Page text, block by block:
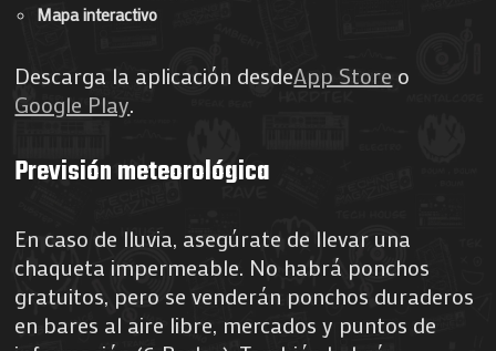
Mapa interactivo
Descarga la aplicación desdeApp Store o
Google Play.
Previsión meteorológica
En caso de lluvia, asegúrate de llevar una
chaqueta impermeable. No habrá ponchos
gratuitos, pero se venderán ponchos duraderos
en bares al aire libre, mercados y puntos de